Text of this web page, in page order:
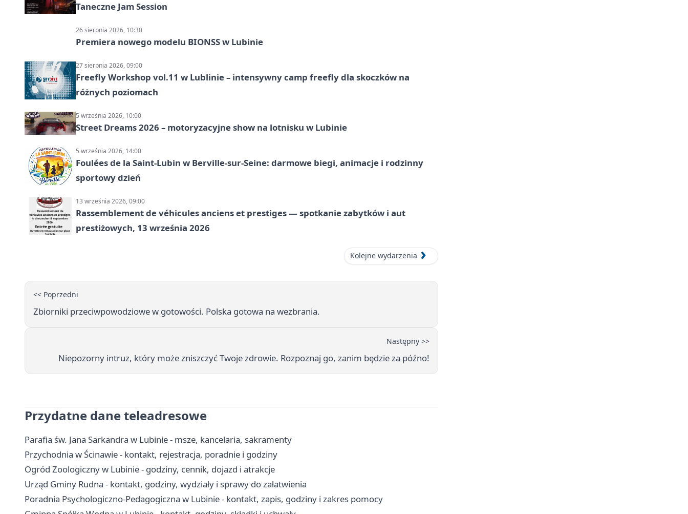
Taneczne Jam Session
26 sierpnia 2026, 10:30
Premiera nowego modelu BIONSS w Lubinie
27 sierpnia 2026, 09:00
Freefly Workshop vol.11 w Lublinie – intensywny camp freefly dla skoczków na
różnych poziomach
5 września 2026, 10:00
Street Dreams 2026 – motoryzacyjne show na lotnisku w Lubinie
5 września 2026, 14:00
Foulées de la Saint-Lubin w Berville-sur-Seine: darmowe biegi, animacje i rodzinny
sportowy dzień
13 września 2026, 09:00
Rassemblement de véhicules anciens et prestiges — spotkanie zabytków i aut
prestiżowych, 13 września 2026
Kolejne wydarzenia
<< Poprzedni
Zbiorniki przeciwpowodziowe w gotowości. Polska gotowa na wezbrania.
Następny >>
Niepozorny intruz, który może zniszczyć Twoje zdrowie. Rozpoznaj go, zanim będzie za późno!
Przydatne dane teleadresowe
Parafia św. Jana Sarkandra w Lubinie - msze, kancelaria, sakramenty
Przychodnia w Ścinawie - kontakt, rejestracja, poradnie i godziny
Ogród Zoologiczny w Lubinie - godziny, cennik, dojazd i atrakcje
Urząd Gminy Rudna - kontakt, godziny, wydziały i sprawy do załatwienia
Poradnia Psychologiczno-Pedagogiczna w Lubinie - kontakt, zapis, godziny i zakres pomocy